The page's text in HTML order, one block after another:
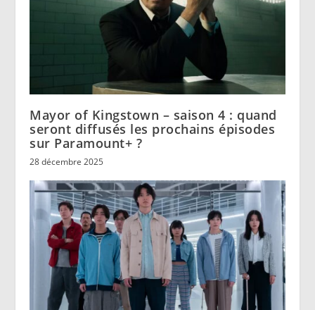
Mayor of Kingstown – saison 4 : quand
seront diffusés les prochains épisodes
sur Paramount+ ?
28 décembre 2025